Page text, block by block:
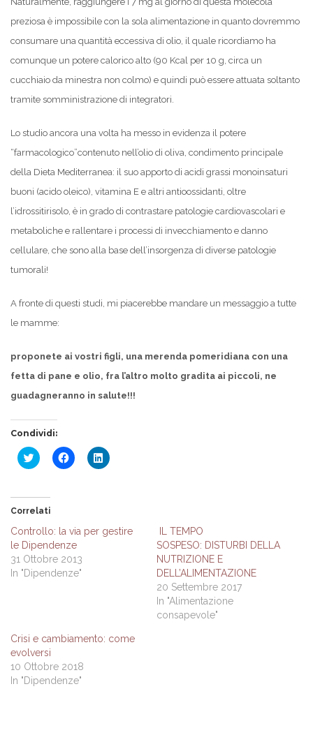
preziosa è impossibile con la sola alimentazione in quanto dovremmo
consumare una quantità eccessiva di olio, il quale ricordiamo ha
comunque un potere calorico alto (90 Kcal per 10 g, circa un
cucchiaio da minestra non colmo) e quindi può essere attuata soltanto
tramite somministrazione di integratori.
Lo studio ancora una volta ha messo in evidenza il potere
“farmacologico”contenuto nell’olio di oliva, condimento principale
della Dieta Mediterranea: il suo apporto di acidi grassi monoinsaturi
buoni (acido oleico), vitamina E e altri antioossidanti, oltre
l’idrossitirisolo, è in grado di contrastare patologie cardiovascolari e
metaboliche e rallentare i processi di invecchiamento e danno
cellulare, che sono alla base dell’insorgenza di diverse patologie
tumorali!
A fronte di questi studi, mi piacerebbe mandare un messaggio a tutte
le mamme:
proponete ai vostri figli, una merenda pomeridiana con una
fetta di pane e olio, fra l’altro molto gradita ai piccoli, ne
guadagneranno in salute!!!
Condividi:
Fai
clic
su
Twitter
apre
in
una
nuova
finestra)
Fai
clic
in
una
nuova
finestra)
Fai
clic
apre
in
Correlati
Controllo: la via per gestire
le Dipendenze
31 Ottobre 2013
In "Dipendenze"
IL TEMPO
SOSPESO: DISTURBI DELLA
NUTRIZIONE E
DELL’ALIMENTAZIONE
20 Settembre 2017
In "Alimentazione
consapevole"
Crisi e cambiamento: come
evolversi
10 Ottobre 2018
In "Dipendenze"